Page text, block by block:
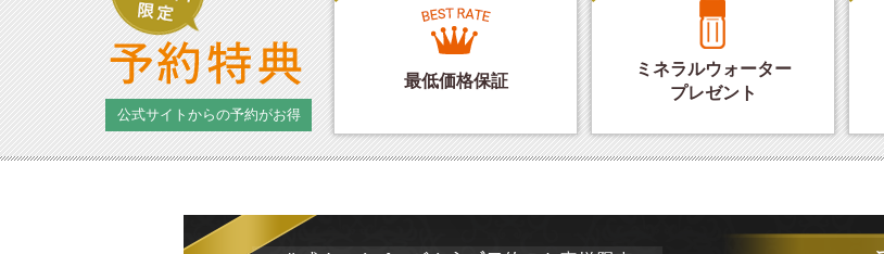
公式サイトからの予約がお得
最低価格保証
ミネラルウォーター
プレゼント